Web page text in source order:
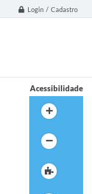
Login / Cadastro
Acessibilidade